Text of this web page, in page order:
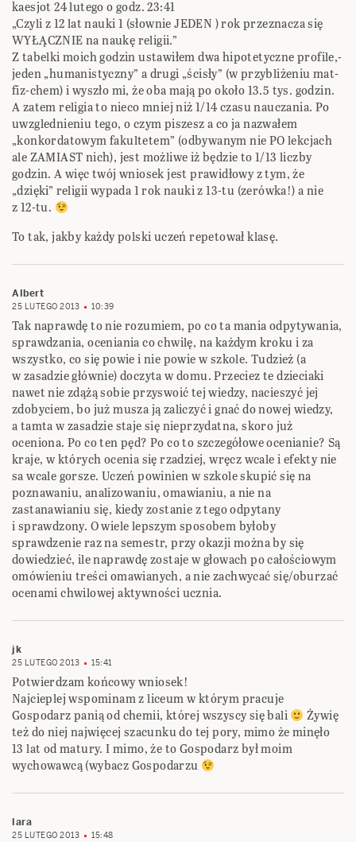
kaesjot 24 lutego o godz. 23:41
„Czyli z 12 lat nauki 1 (słownie JEDEN ) rok przeznacza się
WYŁĄCZNIE na naukę religii.”
Z tabelki moich godzin ustawiłem dwa hipotetyczne profile,-
jeden „humanistyczny” a drugi „ścisły” (w przybliżeniu mat-
fiz-chem) i wyszło mi, że oba mają po około 13.5 tys. godzin.
A zatem religia to nieco mniej niż 1/14 czasu nauczania. Po
uwzglednieniu tego, o czym piszesz a co ja nazwałem
„konkordatowym fakultetem” (odbywanym nie PO lekcjach
ale ZAMIAST nich), jest możliwe iż będzie to 1/13 liczby
godzin. A więc twój wniosek jest prawidłowy z tym, że
„dzięki” religii wypada 1 rok nauki z 13-tu (zerówka!) a nie
z 12-tu.
To tak, jakby każdy polski uczeń repetował klasę.
Albert
25 LUTEGO 2013 10:39
Tak naprawdę to nie rozumiem, po co ta mania odpytywania,
sprawdzania, oceniania co chwilę, na każdym kroku i za
wszystko, co się powie i nie powie w szkole. Tudzież (a
w zasadzie głównie) doczyta w domu. Przeciez te dzieciaki
nawet nie zdążą sobie przyswoić tej wiedzy, nacieszyć jej
zdobyciem, bo już musza ją zaliczyć i gnać do nowej wiedzy,
a tamta w zasadzie staje się nieprzydatna, skoro już
oceniona. Po co ten pęd? Po co to szczegółowe ocenianie? Są
kraje, w których ocenia się rzadziej, wręcz wcale i efekty nie
sa wcale gorsze. Uczeń powinien w szkole skupić się na
poznawaniu, analizowaniu, omawianiu, a nie na
zastanawianiu się, kiedy zostanie z tego odpytany
i sprawdzony. O wiele lepszym sposobem byłoby
sprawdzenie raz na semestr, przy okazji można by się
dowiedzieć, ile naprawdę zostaje w głowach po całościowym
omówieniu treści omawianych, a nie zachwycać się/oburzać
ocenami chwilowej aktywności ucznia.
jk
25 LUTEGO 2013 15:41
Potwierdzam końcowy wniosek!
Najcieplej wspominam z liceum w którym pracuje
Gospodarz panią od chemii, której wszyscy się bali
Żywię
też do niej najwięcej szacunku do tej pory, mimo że minęło
13 lat od matury. I mimo, że to Gospodarz był moim
wychowawcą (wybacz Gospodarzu
lara
25 LUTEGO 2013 15:48